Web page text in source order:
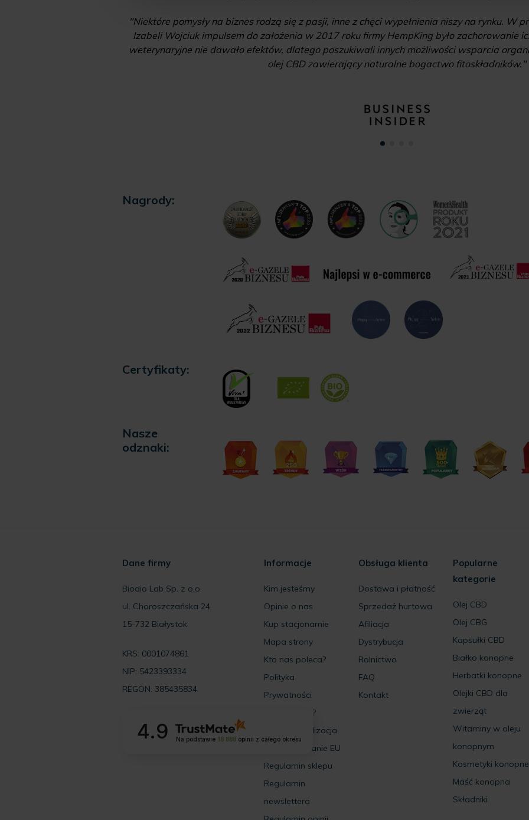
"Niektóre pomysły na biznes rodzą się z pasji, inne z chęci wypełnienia niszy na rynku. W
Izabeli Wojciuk impulsem do założenia w 2017 roku firmy HempKing było zachorowanie
weterynaryjne nie dawało efektów, dlatego poszukiwali innych możliwości wsparcia
olej CBD zawierający naturalne bogactwo fitoskładników."
Nagrody:
Certyfikaty:
Nasze
odznaki:
Dane firmy
Biodio Lab Sp. z o.o.
ul. Choroszczańska 24
15-732 Białystok
KRS: 0001074861
NIP: 5423393334
REGON: 385435834
4.9 Na podstawie 18 888opinii z całego okresu
Informacje
Kim jesteśmy
Opinie o nas
Kup stacjonarnie
Mapa strony
Kto nas poleca?
Polityka
Prywatności
Pomagamy ?
Internacjonalizacja
Dofinansowanie EU
Regulamin sklepu
Regulamin
newslettera
Obsługa klienta
Dostawa i płatność
Sprzedaż hurtowa
Afiliacja
Dystrybucja
Rolnictwo
FAQ
Kontakt
Popularne
kategorie
Olej CBD
Olej CBG
Kapsułki CBD
Białko konopne
Herbatki konopne
Olejki CBD dla
zwierząt
Witaminy w oleju
konopnym
Kosmetyki konopne
Maść konopna
Składniki